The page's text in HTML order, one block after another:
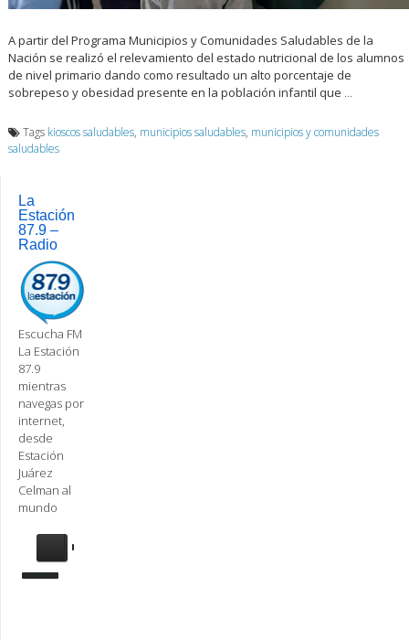
A partir del Programa Municipios y Comunidades Saludables de la
Nación se realizó el relevamiento del estado nutricional de los alumnos
de nivel primario dando como resultado un alto porcentaje de
sobrepeso y obesidad presente en la población infantil que …
Tags kioscos saludables, municipios saludables, municipios y comunidades
saludables
La
Estación
87.9 –
Radio
Escucha FM
La Estación
87.9
mientras
navegas por
internet,
desde
Estación
Juárez
Celman al
mundo